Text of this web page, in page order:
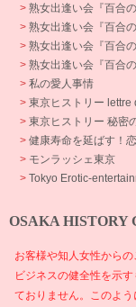
> 熟女出逢い会『百合
> 熟女出逢い会『百合
> 熟女出逢い会『百合
> 熟女出逢い会『百合
> 私の愛人事情
> 東京ヒストリー lettre
> 東京ヒストリー 秘密
> 健康寿命を延ばす！
> モンラッシェ東京
> Tokyo Erotic-
OSAKA HISTORY
お客様や知人女性から
ビジネスの健全性を示
ておりません。このよ